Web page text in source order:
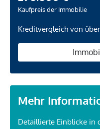
Kaufpreis der Immobilie
Kreditvergleich von
Mehr
Detaillierte Einblicke in